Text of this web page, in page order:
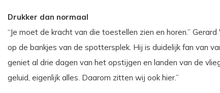
Drukker dan normaal
“Je moet de kracht van die toestellen zien en horen.”
op de bankjes van de spottersplek. Hij is duidelijk fan van
geniet al drie dagen van het opstijgen en landen van de
geluid, eigenlijk alles. Daarom zitten wij ook hier.”